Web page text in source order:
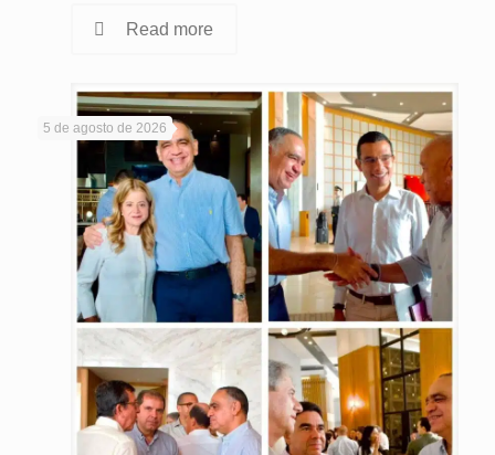
Read more
5 de agosto de 2026